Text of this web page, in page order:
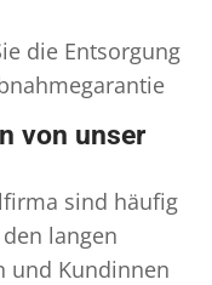
die Entsorgung
von unser
sind häufig
langen
und Kundinnen